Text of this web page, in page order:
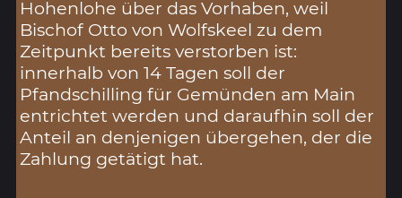
Hohenlohe über das Vorhaben, weil
Bischof Otto von Wolfskeel zu dem
Zeitpunkt bereits verstorben ist:
innerhalb von 14 Tagen soll der
Pfandschilling für Gemünden am Main
entrichtet werden und daraufhin soll der
Anteil an denjenigen übergehen, der die
Zahlung getätigt hat.